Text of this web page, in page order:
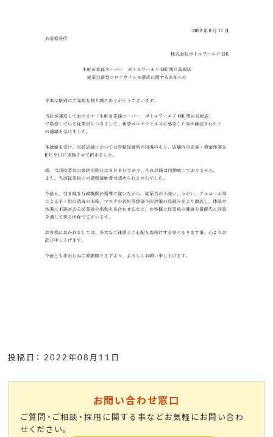
投稿日： 2022年08月11日
お問い合わせ窓口
ご質問・ご相談・採用に関する事などお気軽にお問い合わ
せください。